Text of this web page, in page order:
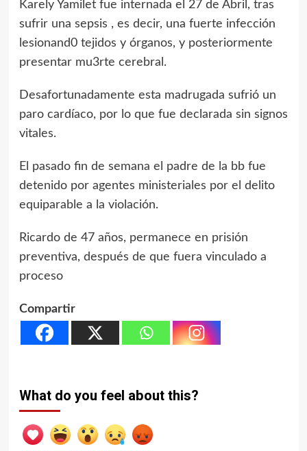
Karely Yamilet fue internada el 27 de Abril, tras
sufrir una sepsis , es decir, una fuerte infección
lesionand0 tejidos y órganos, y posteriormente
presentar mu3rte cerebral.
Desafortunadamente esta madrugada sufrió un
paro cardíaco, por lo que fue declarada sin signos
vitales.
El pasado fin de semana el padre de la bb fue
detenido por agentes ministeriales por el delito
equiparable a la violación.
Ricardo de 47 años, permanece en prisión
preventiva, después de que fuera vinculado a
proceso
Compartir
What do you feel about this?